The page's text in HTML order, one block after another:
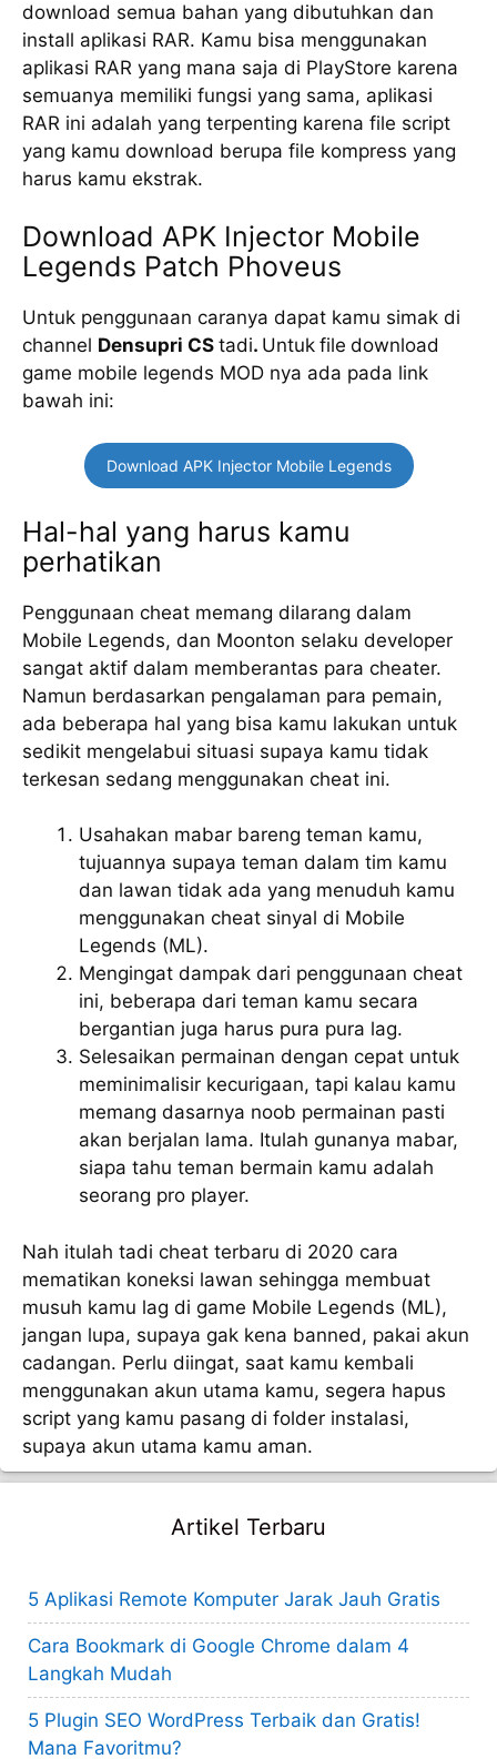
download semua bahan yang dibutuhkan dan
install aplikasi RAR. Kamu bisa menggunakan
aplikasi RAR yang mana saja di PlayStore karena
semuanya memiliki fungsi yang sama, aplikasi
RAR ini adalah yang terpenting karena file script
yang kamu download berupa file kompress yang
harus kamu ekstrak.
Download APK Injector Mobile
Legends Patch Phoveus
Untuk penggunaan caranya dapat kamu simak di
channel Densupri CS tadi. Untuk file download
game mobile legends MOD nya ada pada link
bawah ini:
Download APK Injector Mobile Legends
Hal-hal yang harus kamu
perhatikan
Penggunaan cheat memang dilarang dalam
Mobile Legends, dan Moonton selaku developer
sangat aktif dalam memberantas para cheater.
Namun berdasarkan pengalaman para pemain,
ada beberapa hal yang bisa kamu lakukan untuk
sedikit mengelabui situasi supaya kamu tidak
terkesan sedang menggunakan cheat ini.
Usahakan mabar bareng teman kamu,
tujuannya supaya teman dalam tim kamu
dan lawan tidak ada yang menuduh kamu
menggunakan cheat sinyal di Mobile
Legends (ML).
Mengingat dampak dari penggunaan cheat
ini, beberapa dari teman kamu secara
bergantian juga harus pura pura lag.
Selesaikan permainan dengan cepat untuk
meminimalisir kecurigaan, tapi kalau kamu
memang dasarnya noob permainan pasti
akan berjalan lama. Itulah gunanya mabar,
siapa tahu teman bermain kamu adalah
seorang pro player.
Nah itulah tadi cheat terbaru di 2020 cara
mematikan koneksi lawan sehingga membuat
musuh kamu lag di game Mobile Legends (ML),
jangan lupa, supaya gak kena banned, pakai akun
cadangan. Perlu diingat, saat kamu kembali
menggunakan akun utama kamu, segera hapus
script yang kamu pasang di folder instalasi,
supaya akun utama kamu aman.
Artikel Terbaru
5 Aplikasi Remote Komputer Jarak Jauh Gratis
Cara Bookmark di Google Chrome dalam 4
Langkah Mudah
5 Plugin SEO WordPress Terbaik dan Gratis!
Mana Favoritmu?